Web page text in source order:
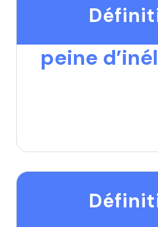
peine